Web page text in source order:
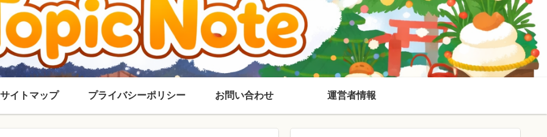
サイトマップ プライバシーポリシー お問い合わせ 運営者情報